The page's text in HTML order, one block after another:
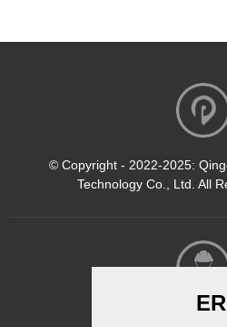
© Copyright - 2022-2025:
Technology Co., Ltd. All